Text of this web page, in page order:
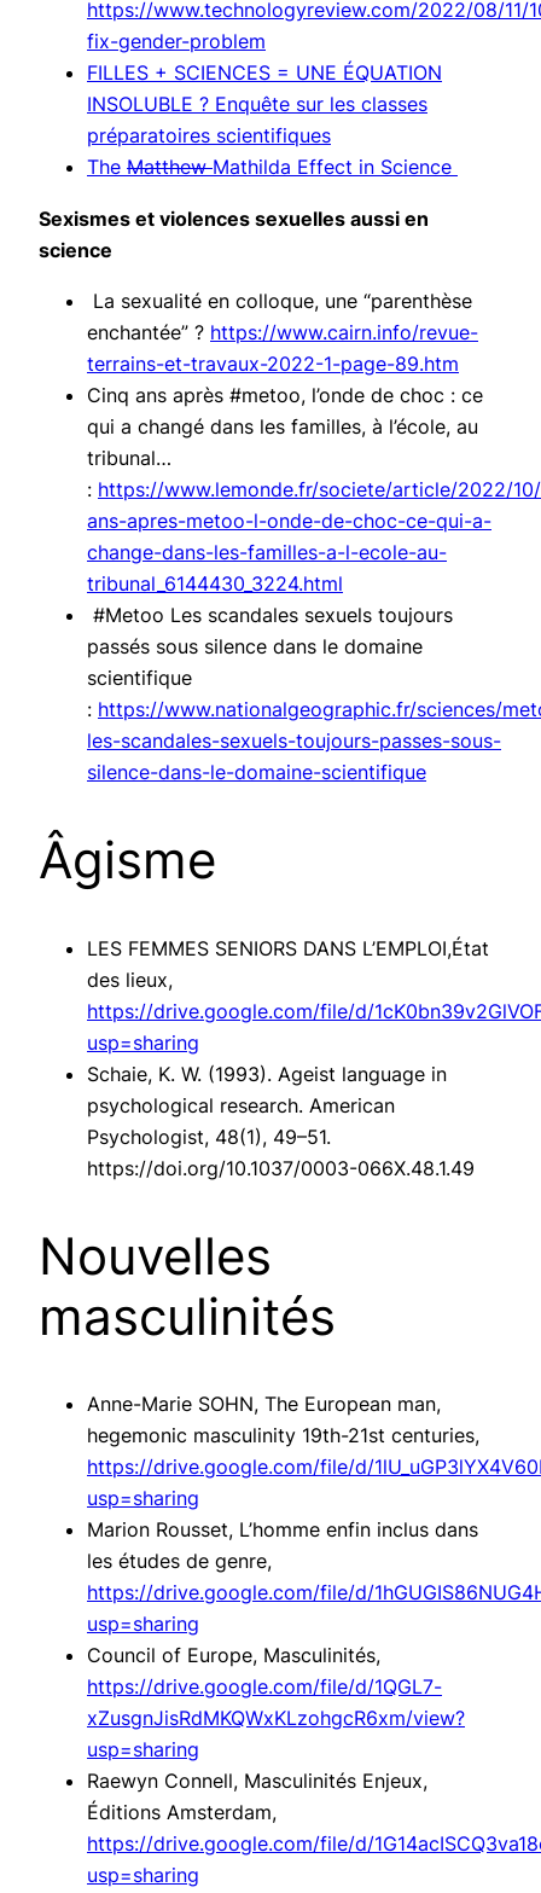
https://www.technologyreview.com/2022/08/11/
fix-gender-problem
FILLES + SCIENCES = UNE ÉQUATION
INSOLUBLE ? Enquête sur les classes
préparatoires scientifiques
The MatthewMathilda Effect in Science
Sexismes et violences sexuelles aussi en
science
La sexualité en colloque, une “parenthèse
enchantée” ? https://www.cairn.info/revue-
terrains-et-travaux-2022-1-page-89.htm
Cinq ans après #metoo, l’onde de choc : ce
qui a changé dans les familles, à l’école, au
tribunal…
: https://www.lemonde.fr/societe/article/2022/
ans-apres-metoo-l-onde-de-choc-ce-qui-a-
change-dans-les-familles-a-l-ecole-au-
tribunal_6144430_3224.html
#Metoo Les scandales sexuels toujours
passés sous silence dans le domaine
scientifique
: https://www.nationalgeographic.fr/sciences/
les-scandales-sexuels-toujours-passes-sous-
silence-dans-le-domaine-scientifique
Âgisme
LES FEMMES SENIORS DANS L’EMPLOI,État
des lieux,
https://drive.google.com/file/d/
usp=sharing
Schaie, K. W. (1993). Ageist language in
psychological research. American
Psychologist, 48(1), 49–51.
https://doi.org/10.1037/0003-066X.48.1.49
Nouvelles
masculinités
Anne-Marie SOHN, The European man,
hegemonic masculinity 19th-21st centuries,
https://drive.google.com/file/d/
usp=sharing
Marion Rousset, L’homme enfin inclus dans
les études de genre,
https://drive.google.com/file/d/
usp=sharing
Council of Europe, Masculinités,
https://drive.google.com/file/d/1QGL7-
xZusgnJisRdMKQWxKLzohgcR6xm/view?
usp=sharing
Raewyn Connell, Masculinités Enjeux,
Éditions Amsterdam,
https://drive.google.com/file/d/
usp=sharing